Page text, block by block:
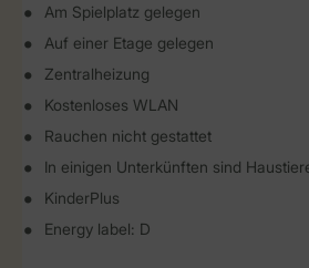
Am Spielplatz gelegen
Auf einer Etage gelegen
Zentralheizung
Kostenloses WLAN
Rauchen nicht gestattet
In einigen Unterkünften sind
KinderPlus
Energy label: D